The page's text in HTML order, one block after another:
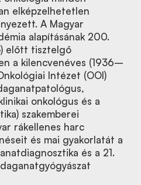
elképzelhetetlen
A Magyar
alapításának 200.
előtt tisztelgő
a kilencvenéves (1936–
Intézet (OOI)
onkológus és a
szakemberei
rákellenes harc
és mai gyakorlatát a
és a 21.